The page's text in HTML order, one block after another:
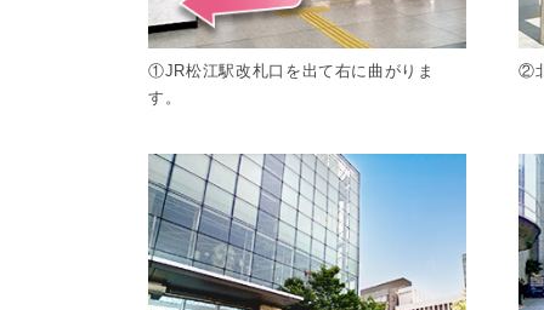
①JR松江駅改札口を出て右に曲がりま
す。
②